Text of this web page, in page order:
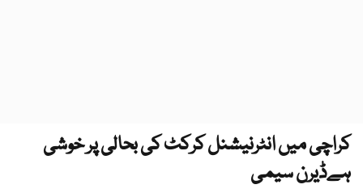
کراچی میں انٹرنیشنل کرکٹ کی بحالی پر خوشی
ہےڈیرن سیمی